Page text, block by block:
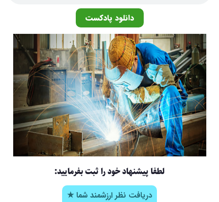
دانلود پادکست
لطفا پیشنهاد خود را ثبت بفرمایید:
دریافت نظر ارزشمند شما ★